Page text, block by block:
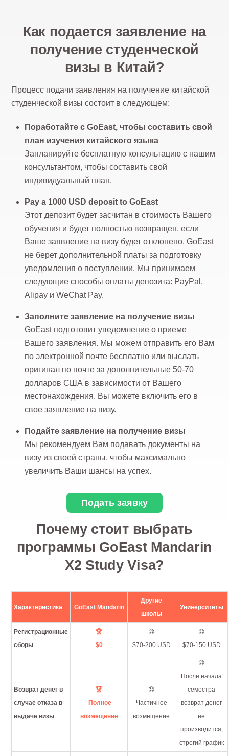
Как подается заявление на
получение студенческой
визы в Китай?
Процесс подачи заявления на получение китайской
студенческой визы состоит в следующем:
Поработайте с GoEast, чтобы составить свой
план изучения китайского языка
Запланируйте бесплатную консультацию с нашим
консультантом, чтобы составить свой
индивидуальный план.
Pay a 1000 USD deposit to GoEast
Этот депозит будет засчитан в стоимость Вашего
обучения и будет полностью возвращен, если
Ваше заявление на визу будет отклонено. GoEast
не берет дополнительной платы за подготовку
уведомления о поступлении. Мы принимаем
следующие способы оплаты депозита: PayPal,
Alipay и WeChat Pay.
Заполните заявление на получение визы
GoEast подготовит уведомление о приеме
Вашего заявления. Мы можем отправить его Вам
по электронной почте бесплатно или выслать
оригинал по почте за дополнительные 50-70
долларов США в зависимости от Вашего
местонахождения. Вы можете включить его в
свое заявление на визу.
Подайте заявление на получение визы
Мы рекомендуем Вам подавать документы на
визу из своей страны, чтобы максимально
увеличить Ваши шансы на успех.
Подать заявку
Почему стоит выбрать
программы GoEast Mandarin
X2 Study Visa?
Характеристика GoEast Mandarin
Другие
школы
Университеты
Регистрационные
сборы
🏆
$0
😢
$70-200 USD
😞
$70-150 USD
Возврат денег в
случае отказа в
выдаче визы
🏆
Полное
возмещение
😞
Частичное
возмещение
😢
После начала
семестра
возврат денег
не
производится,
строгий график